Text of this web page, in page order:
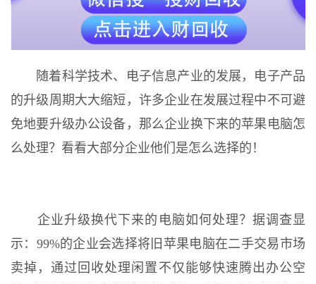
随着科学技术、电子信息产业的发展，电子产品
的升级周期大大缩短，许多企业在发展过程中不可避
免地要升级办公设备，那么企业换下来的苹果电脑怎
么处理？看看大部分企业他们是怎么选择的！
企业升级换代下来的电脑如何处理？据调查显
示：99%的企业会选择将旧苹果电脑在二手交易市场
卖掉，通过回收处理闲置不仅能够快速腾出办公空